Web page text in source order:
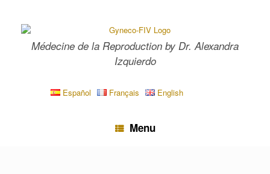
content
Médecine de la Reproduction by Dr. Alexandra
Izquierdo
Español Français English
Menu